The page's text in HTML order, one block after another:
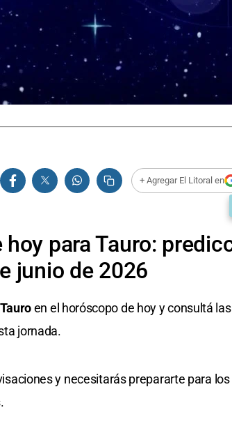
+ Agregar El Litoral en
para Tauro:
junio de 2026
Tauroen el horóscopo de hoy y consultá
jornada.
y necesitarás prepararte para